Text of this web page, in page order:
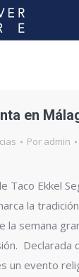
en
Por admin
Taco Ekkel
la
la semana
Declarada
un evento